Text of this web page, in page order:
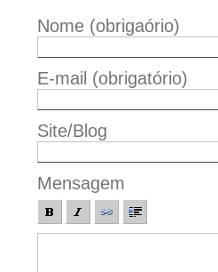
Nome (obrigaório)
E-mail (obrigatório)
Site/Blog
Mensagem